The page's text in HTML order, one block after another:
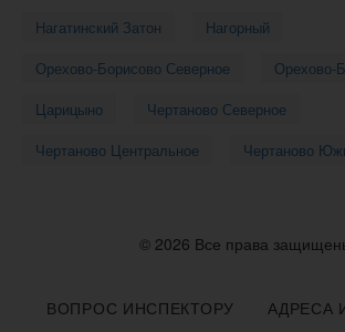
Нагатинский Затон
Нагорный
Орехово-Борисово Северное
Орехово-
Царицыно
Чертаново Северное
Чертаново Центральное
Чертаново
© 2026 Все права
ВОПРОС ИНСПЕКТОРУ
АДРЕСА